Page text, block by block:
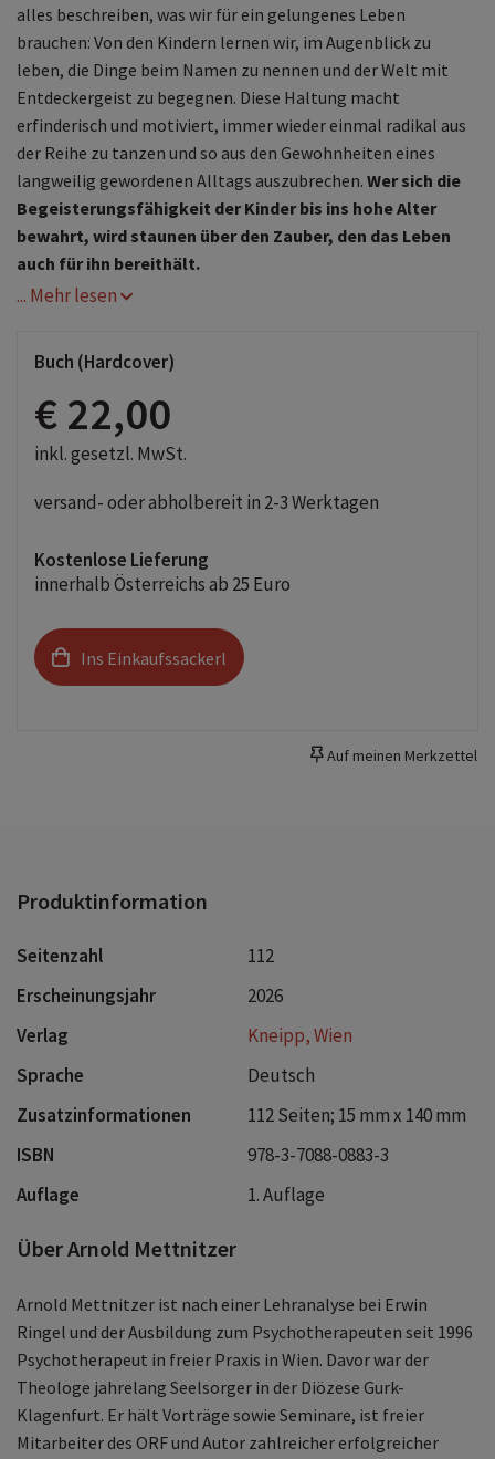
alles beschreiben, was wir für ein gelungenes Leben
brauchen: Von den Kindern lernen wir, im Augenblick zu
leben, die Dinge beim Namen zu nennen und der Welt mit
Entdeckergeist zu begegnen. Diese Haltung macht
erfinderisch und motiviert, immer wieder einmal radikal aus
der Reihe zu tanzen und so aus den Gewohnheiten eines
langweilig gewordenen Alltags auszubrechen. Wer sich die
Begeisterungsfähigkeit der Kinder bis ins hohe Alter
bewahrt, wird staunen über den Zauber, den das Leben
auch für ihn bereithält.
... Mehr lesen
Buch (Hardcover)
€ 22,00
inkl. gesetzl. MwSt.
versand- oder abholbereit in 2-3 Werktagen
Kostenlose Lieferung
innerhalb Österreichs ab 25 Euro
Ins Einkaufssackerl
Auf meinen Merkzettel
Produktinformation
Seitenzahl
112
Erscheinungsjahr
2026
Verlag
Kneipp, Wien
Sprache
Deutsch
Zusatzinformationen
112 Seiten; 15 mm x 140 mm
ISBN
978-3-7088-0883-3
Auflage
1. Auflage
Über Arnold Mettnitzer
Arnold Mettnitzer ist nach einer Lehranalyse bei Erwin
Ringel und der Ausbildung zum Psychotherapeuten seit 1996
Psychotherapeut in freier Praxis in Wien. Davor war der
Theologe jahrelang Seelsorger in der Diözese Gurk-
Klagenfurt. Er hält Vorträge sowie Seminare, ist freier
Mitarbeiter des ORF und Autor zahlreicher erfolgreicher